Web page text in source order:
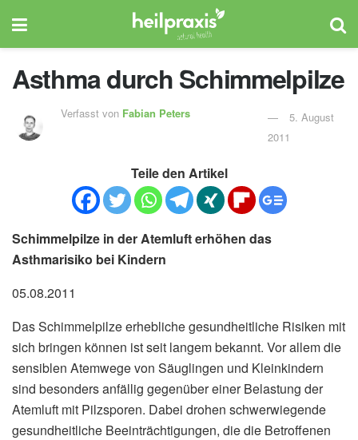
Asthma durch Schimmelpilze
Verfasst von Fabian Peters
5. August
2011
Teile den Artikel
Schimmelpilze in der Atemluft erhöhen das
Asthmarisiko bei Kindern
05.08.2011
Das Schimmelpilze erhebliche gesundheitliche Risiken mit
sich bringen können ist seit langem bekannt. Vor allem die
sensiblen Atemwege von Säuglingen und Kleinkindern
sind besonders anfällig gegenüber einer Belastung der
Atemluft mit Pilzsporen. Dabei drohen schwerwiegende
gesundheitliche Beeinträchtigungen, die die Betroffenen